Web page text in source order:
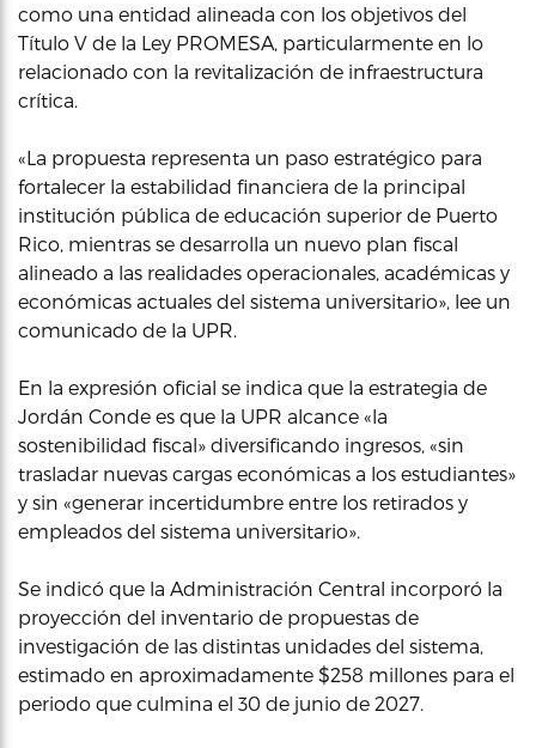
como una entidad alineada con los objetivos del
Título V de la Ley PROMESA, particularmente en lo
relacionado con la revitalización de infraestructura
crítica.
«La propuesta representa un paso estratégico para
fortalecer la estabilidad financiera de la principal
institución pública de educación superior de Puerto
Rico, mientras se desarrolla un nuevo plan fiscal
alineado a las realidades operacionales, académicas y
económicas actuales del sistema universitario», lee un
comunicado de la UPR.
En la expresión oficial se indica que la estrategia de
Jordán Conde es que la UPR alcance «la
sostenibilidad fiscal» diversificando ingresos, «sin
trasladar nuevas cargas económicas a los estudiantes»
y sin «generar incertidumbre entre los retirados y
empleados del sistema universitario».
Se indicó que la Administración Central incorporó la
proyección del inventario de propuestas de
investigación de las distintas unidades del sistema,
estimado en aproximadamente $258 millones para el
periodo que culmina el 30 de junio de 2027.